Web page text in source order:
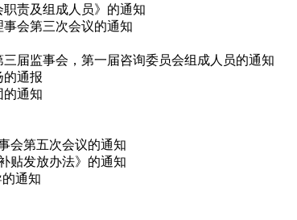
责及组成人员》的通知
会第三次会议的通知
届监事会，第一届咨询委员会组成人员的通知
的通报
的通知
会第五次会议的通知
贴发放办法》的通知
通知